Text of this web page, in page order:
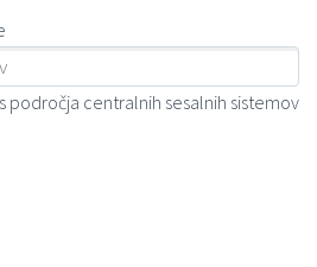
področja centralnih sesalnih sistemov